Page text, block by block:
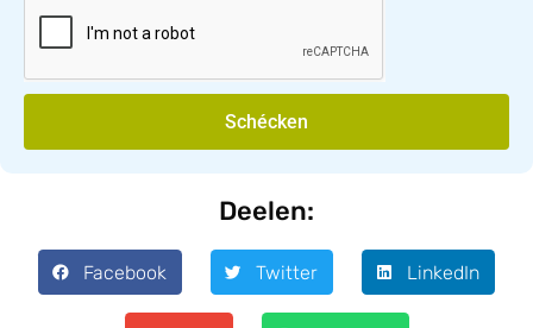
Schécken
Deelen:
Facebook Twitter LinkedIn